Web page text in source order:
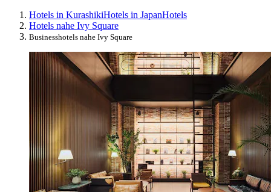
Hotels in KurashikiHotels in JapanHotels
Hotels nahe Ivy Square
Businesshotels nahe Ivy Square